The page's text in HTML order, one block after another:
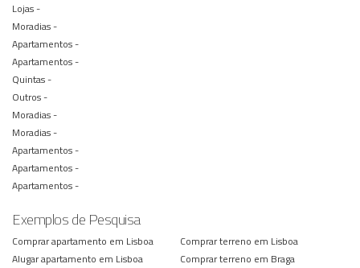
Lojas -
Moradias -
Apartamentos -
Apartamentos -
Quintas -
Outros -
Moradias -
Moradias -
Apartamentos -
Apartamentos -
Apartamentos -
Exemplos de Pesquisa
Comprar apartamento em Lisboa
Alugar apartamento em Lisboa
Comprar terreno em Lisboa
Comprar terreno em Braga